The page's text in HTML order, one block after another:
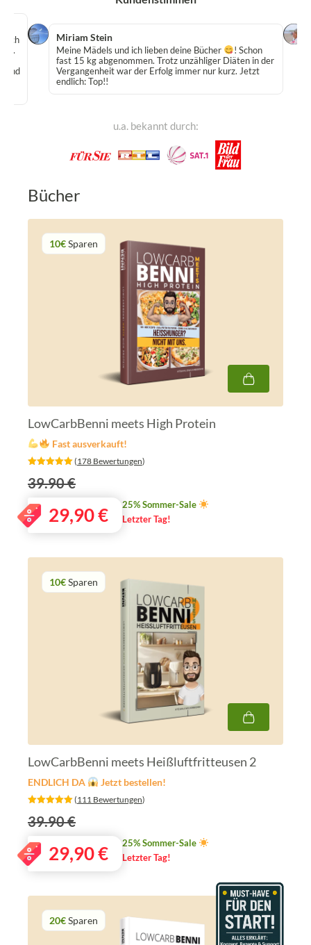
und
Miriam Stein
Meine Mädels und ich lieben deine Bücher
! Schon
fast 15 kg abgenommen. Trotz unzähliger Diäten in der
Vergangenheit war der Erfolg immer nur kurz. Jetzt
endlich: Top!!
u.a. bekannt durch:
Bücher
10€Sparen
LowCarbBenni meets High Protein
Fast ausverkauft!
‎ (178 Bewertungen)
39.90 €
29,90€
25% Sommer-Sale
Letzter Tag!
10€Sparen
LowCarbBenni meets Heißluftfritteusen 2
ENDLICH DA Jetzt bestellen!
‎ (111 Bewertungen)
39.90 €
29,90€
25% Sommer-Sale
Letzter Tag!
20€Sparen